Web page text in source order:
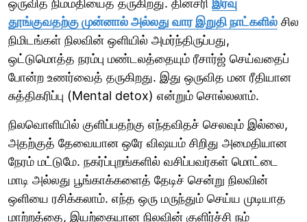
தூங்குவதற்கு முன்னால் அல்லது வார இறுதி நாட்களில் சில
நிமிடங்கள் நிலவின் ஒளியில் அமர்ந்திருப்பது,
ஒட்டுமொத்த நரம்பு மண்டலத்தையும் ரீசார்ஜ் செய்வதைப்
போன்ற உணர்வைத் தருகிறது. இது ஒருவித மன ரீதியான
சுத்திகரிப்பு (Mental detox) என்றும் சொல்லலாம்.
நிலவொளியில் குளிப்பதற்கு எந்தவிதச் செலவும் இல்லை,
அதற்குத் தேவையான ஒரே விஷயம் சிறிது அமைதியான
நேரம் மட்டுமே. நகர்ப்புறங்களில் வசிப்பவர்கள் மொட்டை
மாடி அல்லது பூங்காக்களைத் தேடிச் சென்று நிலவின்
ஒளியை ரசிக்கலாம். எந்த ஒரு மருந்தும் செய்ய முடியாத
மாற்றத்தை, இயற்கையான நிலவின் குளிர்ச்சி நம்